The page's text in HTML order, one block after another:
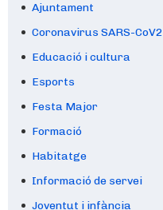
Ajuntament
Coronavirus SARS-CoV2
Educació i cultura
Esports
Festa Major
Formació
Habitatge
Informació de servei
Joventut i infància